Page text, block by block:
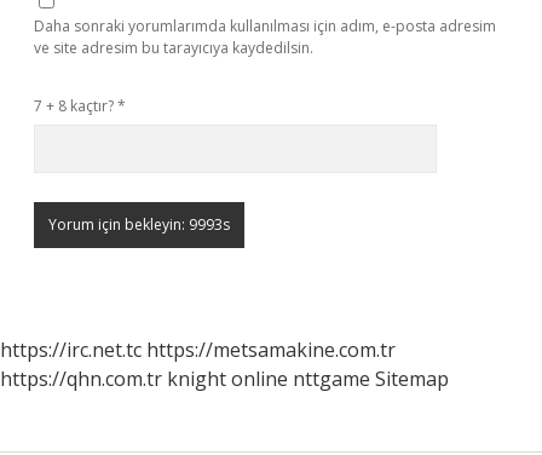
Daha sonraki yorumlarımda kullanılması için adım, e-posta adresim
ve site adresim bu tarayıcıya kaydedilsin.
7 + 8 kaçtır?*
https://irc.net.tc https://metsamakine.com.tr
https://qhn.com.tr knight online nttgame Sitemap